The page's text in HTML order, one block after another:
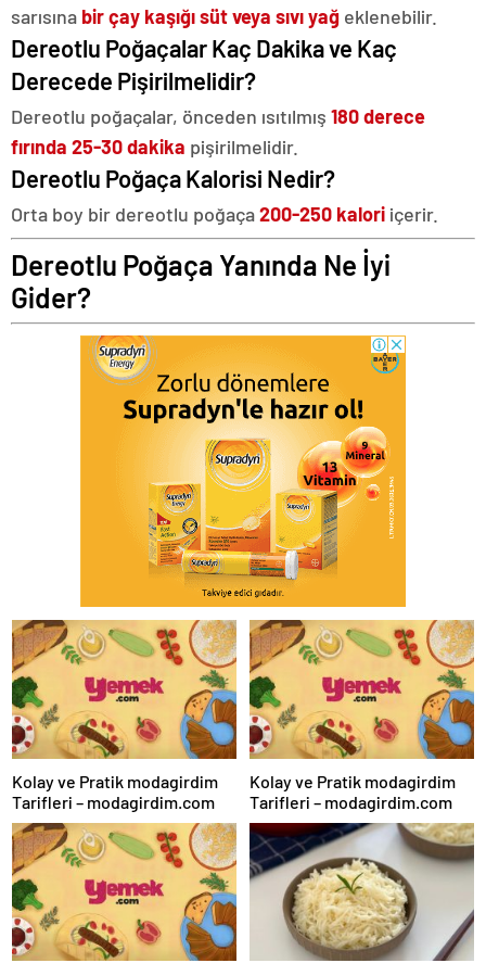
sarısına bir çay kaşığı süt veya sıvı yağ eklenebilir.
Dereotlu Poğaçalar Kaç Dakika ve Kaç
Derecede Pişirilmelidir?
Dereotlu poğaçalar, önceden ısıtılmış 180 derece
fırında 25-30 dakika pişirilmelidir.
Dereotlu Poğaça Kalorisi Nedir?
Orta boy bir dereotlu poğaça200-250 kalori içerir.
Dereotlu Poğaça Yanında Ne İyi
Gider?
Kolay ve Pratik modagirdim
Tarifleri – modagirdim.com
Kolay ve Pratik modagirdim
Tarifleri – modagirdim.com